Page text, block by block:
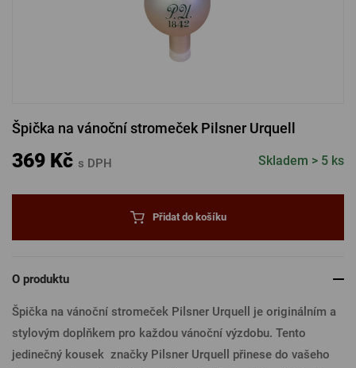
PŘIHLÁSIT PŘES FACEBOOK
PŘIHLÁSIT PŘES SEZNAM
Špička na vánoční stromeček Pilsner Urquell
369 Kč s DPH Skladem > 5 ks
Přidat do košíku
O produktu
Špička na vánoční stromeček Pilsner Urquell je originálním a
stylovým doplňkem pro každou vánoční výzdobu. Tento
jedinečný kousek značky Pilsner Urquell přinese do vašeho